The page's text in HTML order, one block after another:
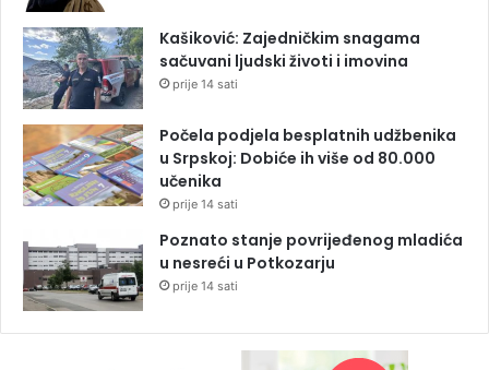
Kašiković: Zajedničkim snagama
sačuvani ljudski životi i imovina
prije 14 sati
Počela podjela besplatnih udžbenika
u Srpskoj: Dobiće ih više od 80.000
učenika
prije 14 sati
Poznato stanje povrijeđenog mladića
u nesreći u Potkozarju
prije 14 sati